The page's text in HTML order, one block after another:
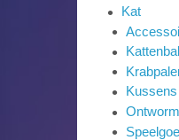
Kat